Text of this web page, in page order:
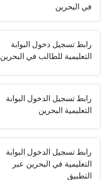
في البحرين
رابط تسجيل دخول البوابة
التعليمية للطالب في البحرين
رابط تسجيل الدخول البوابة
التعليمية البحرين
رابط تسجيل الدخول البوابة
التعليمية في البحرين عبر
التطبيق